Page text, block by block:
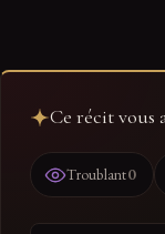
Ce récit vous
Troublant0